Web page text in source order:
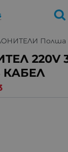
Полша
220V
КАБЕЛ